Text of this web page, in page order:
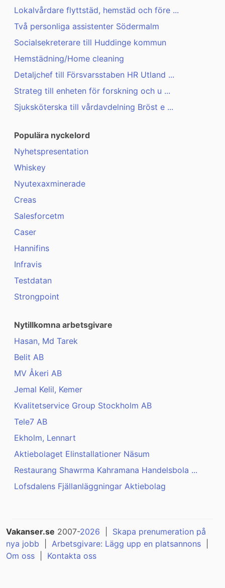
Lokalvårdare flyttstäd, hemstäd och före ...
Två personliga assistenter Södermalm
Socialsekreterare till Huddinge kommun
Hemstädning/Home cleaning
Detaljchef till Försvarsstaben HR Utland ...
Strateg till enheten för forskning och u ...
Sjuksköterska till vårdavdelning Bröst e ...
Populära nyckelord
Nyhetspresentation
Whiskey
Nyutexaxminerade
Creas
Salesforcetm
Caser
Hannifins
Infravis
Testdatan
Strongpoint
Nytillkomna arbetsgivare
Hasan, Md Tarek
Belit AB
MV Åkeri AB
Jemal Kelil, Kemer
Kvalitetservice Group Stockholm AB
Tele7 AB
Ekholm, Lennart
Aktiebolaget Elinstallationer Näsum
Restaurang Shawrma Kahramana Handelsbola ...
Lofsdalens Fjällanläggningar Aktiebolag
Vakanser.se 2007-2026
Skapa prenumeration på
nya jobb
Arbetsgivare: Lägg upp en platsannons
Om oss
Kontakta oss